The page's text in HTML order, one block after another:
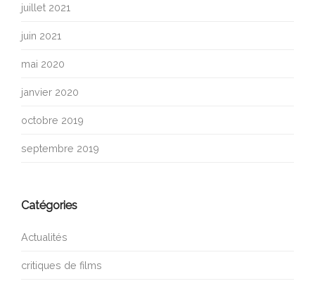
juillet 2021
juin 2021
mai 2020
janvier 2020
octobre 2019
septembre 2019
Catégories
Actualités
critiques de films